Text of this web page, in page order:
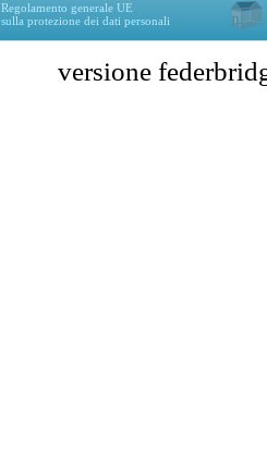
Regolamento generale UE
sulla protezione dei dati personali
versione